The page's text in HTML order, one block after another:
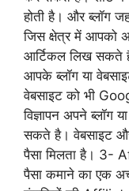
होती है। और ब्लॉग
जिस क्षेत्र में आपको
आर्टिकल लिख सकते
आपके ब्लॉग या
वेबसाइट को भी
विज्ञापन अपने ब्लॉग
सकते है। वेबसाइट
पैसा मिलता है। 3-
पैसा कमाने का एक